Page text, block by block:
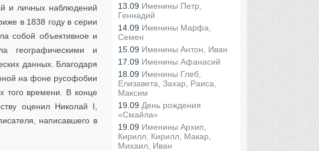
и личных наблюдений
в 1838 году в серии
собой объективное и
географическими и
данных. Благодаря
на фоне русофобии
того времени. В конце
оценил Николай I,
написавшего в
13.09 Именины Петр,
Геннадий
14.09 Именины Марфа,
Семен
15.09 Именины Антон, Иван
17.09 Именины Афанасий
18.09 Именины Глеб,
Елизавета, Захар, Раиса,
Максим
19.09 День рождения
«Смайла»
19.09 Именины Архип,
Кирилл, Кирилл, Макар,
Михаил, Иван